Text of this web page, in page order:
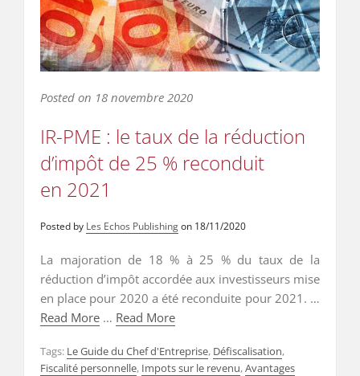
Posted on 18 novembre 2020
IR-PME : le taux de la réduction
d’impôt de 25 % reconduit
en 2021
Posted by Les Echos Publishingon 18/11/2020
La majoration de 18 % à 25 % du taux de la
réduction d’impôt accordée aux investisseurs mise
en place pour 2020 a été reconduite pour 2021. …
Read More … Read More
Tags: Le Guide du Chef d'Entreprise, Défiscalisation,
Fiscalité personnelle, Impots sur le revenu,Avantages